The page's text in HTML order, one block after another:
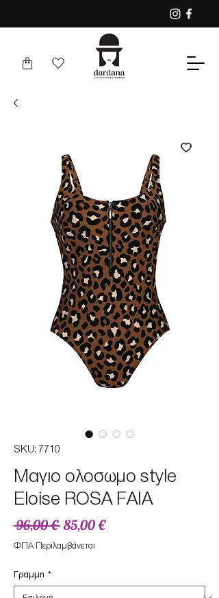
SKU: 7710
Μαγιο ολοσωμο style
Eloise ROSA FAIA
96,00 € Κανονική
τιμή
85,00 €Τιμή
ΦΠΑ Περιλαμβάνεται
Γραμμη *